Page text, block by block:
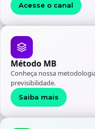
Acesse o canal
Método MB
Conheça nossa
previsibilidade.
Saiba mais